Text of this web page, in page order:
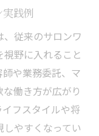
践例
従来のサロンワ
野に入れること
や業務委託、マ
働き方が広がり
フスタイルや将
やすくなってい